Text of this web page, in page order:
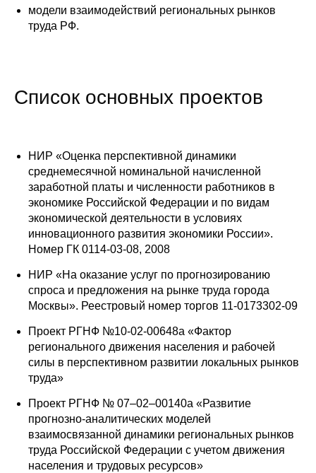
модели взаимодействий региональных рынков
труда РФ.
Список основных проектов
НИР «Оценка перспективной динамики
среднемесячной номинальной начисленной
заработной платы и численности работников в
экономике Российской Федерации и по видам
экономической деятельности в условиях
инновационного развития экономики России».
Номер ГК 0114-03-08, 2008
НИР «На оказание услуг по прогнозированию
спроса и предложения на рынке труда города
Москвы». Реестровый номер торгов 11-0173302-09
Проект РГНФ №10-02-00648а «Фактор
регионального движения населения и рабочей
силы в перспективном развитии локальных рынков
труда»
Проект РГНФ № 07–02–00140а «Развитие
прогнозно-аналитических моделей
взаимосвязанной динамики региональных рынков
труда Российской Федерации с учетом движения
населения и трудовых ресурсов»